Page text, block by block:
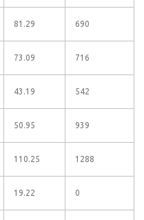
81.29 690
73.09 716
43.19 542
50.95 939
110.25 1288
19.22 0